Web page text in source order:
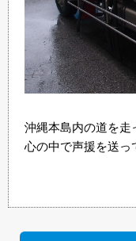
沖縄本島内の道を走
心の中で声援を送っ